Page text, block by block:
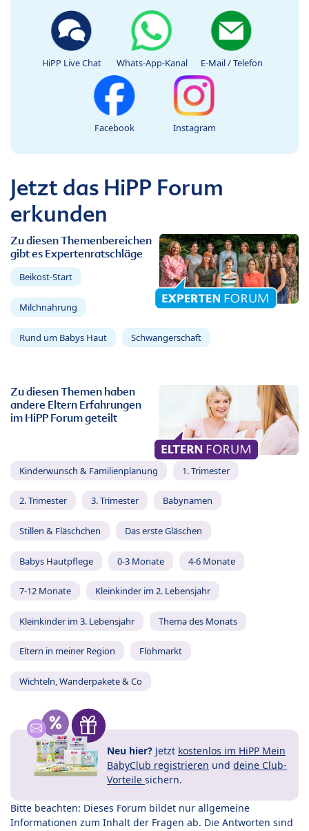
HiPP Live Chat Whats-App-Kanal E-Mail / Telefon
Facebook Instagram
Jetzt das HiPP Forum
erkunden
Zu diesen Themenbereichen
gibt es Expertenratschläge
Beikost-Start
Milchnahrung
Rund um Babys Haut Schwangerschaft
Zu diesen Themen haben
andere Eltern Erfahrungen
im HiPP Forum geteilt
Kinderwunsch & Familienplanung 1. Trimester
2. Trimester 3. Trimester Babynamen
Stillen & Fläschchen Das erste Gläschen
Babys Hautpflege 0-3 Monate 4-6 Monate
7-12 Monate Kleinkinder im 2. Lebensjahr
Kleinkinder im 3. Lebensjahr Thema des Monats
Eltern in meiner Region Flohmarkt
Wichteln, Wanderpakete & Co
Neu hier? Jetzt kostenlos im HiPP Mein
BabyClub registrieren und deine Club-
Vorteile sichern.
Bitte beachten: Dieses Forum bildet nur allgemeine
Informationen zum Inhalt der Fragen ab. Die Antworten sind